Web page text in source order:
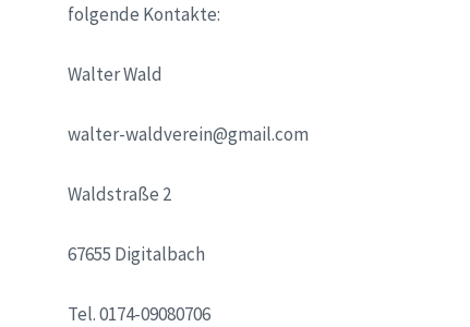
folgende Kontakte:
Walter Wald
walter-waldverein@gmail.com
Waldstraße 2
67655 Digitalbach
Tel. 0174-09080706